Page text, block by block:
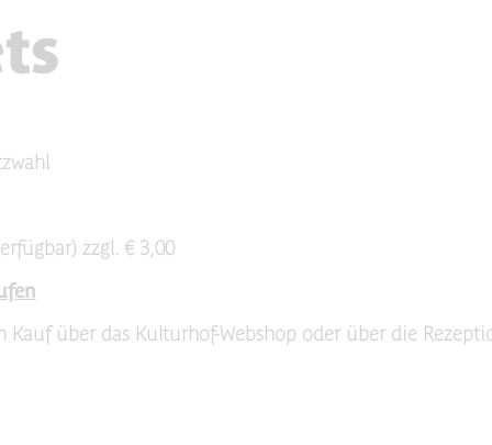
zzgl. € 3,00
Kauf über das Kulturhof-Webshop oder über die